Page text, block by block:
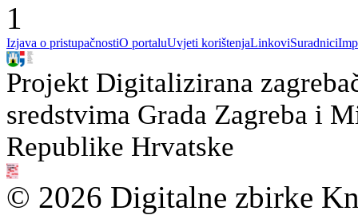
1
Izjava o pristupačnostiO portaluUvjeti korištenjaLinkoviSuradnici
Projekt Digitalizirana
sredstvima Grada Zagreba i
Republike Hrvatske
© 2026 Digitalne zbirke